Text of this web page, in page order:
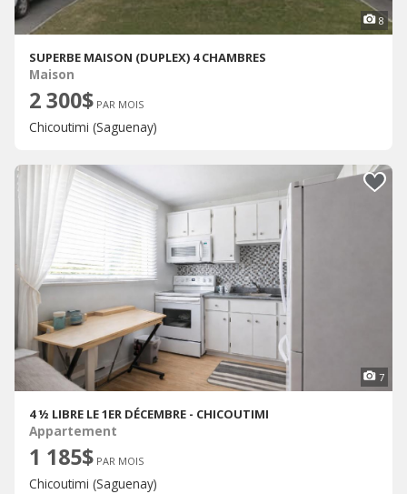
8
SUPERBE MAISON (DUPLEX) 4 CHAMBRES
Maison
2 300$ PAR MOIS
Chicoutimi (Saguenay)
7
4 ½ LIBRE LE 1ER DÉCEMBRE - CHICOUTIMI
Appartement
1 185$ PAR MOIS
Chicoutimi (Saguenay)